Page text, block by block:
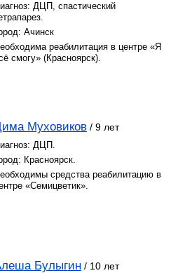
ДЦП, спастический
Ачинск
реабилитация в центре «Я
смогу» (Красноярск).
Муховиков / 9 лет
ДЦП.
Красноярск.
средства реабилитацию в
«Семицветик».
Булыгин / 10 лет